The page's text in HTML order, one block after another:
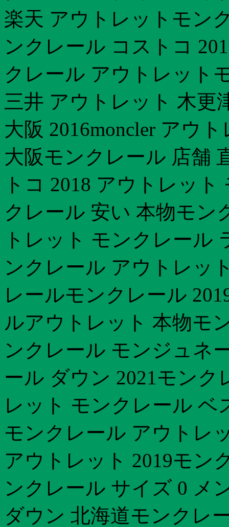
楽天 アウトレットモン
ンクレール コストコ
クレール アウトレット
三井 アウトレット 木更
大阪 2016moncler アウ
大阪モンクレール 店舗
トコ 2018 アウトレッ
クレール 安い 本物モン
トレット モンクレール
ンクレール アウトレッ
レールモンクレール
ルアウトレット 本物モ
ンクレール モンジュネ
ール ダウン 2021モンク
レット モンクレール ベ
モンクレール アウトレ
アウトレット 2019モン
ンクレール サイズ 0 メ
ダウン 北海道モンクレ